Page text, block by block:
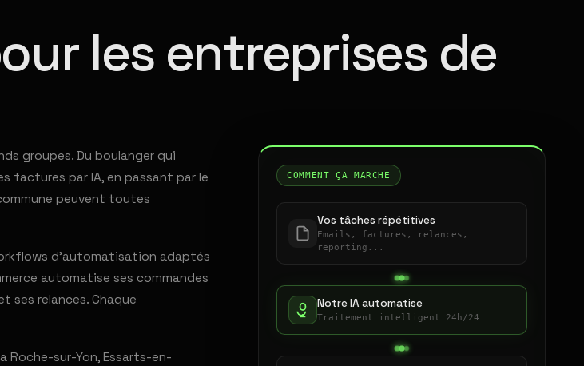
les entreprises de
groupes. Du boulanger qui
factures par IA, en passant par le
peuvent toutes
d'automatisation adaptés
automatise ses commandes
ses relances. Chaque
Roche-sur-Yon, Essarts-en-
COMMENT ÇA MARCHE
Vos tâches répétitives
Emails, factures, relances,
reporting...
Notre IA automatise
Traitement intelligent 24h/24